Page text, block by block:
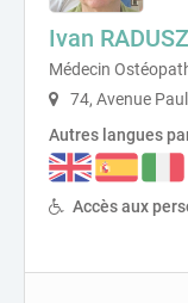
Ivan
Médecin
74, Avenue
Autres langues
Accès aux